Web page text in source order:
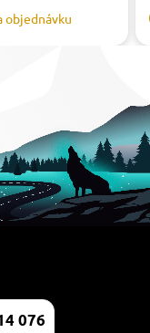
objednávku
076